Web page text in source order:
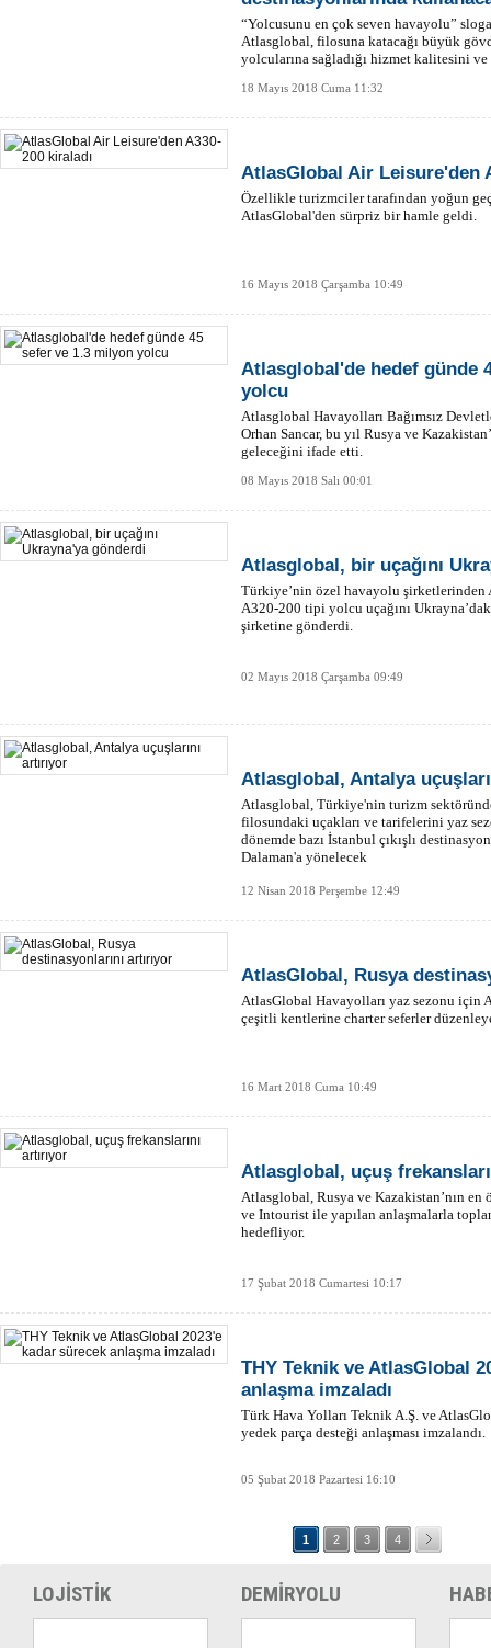
“Yolcusunu en çok seven havayolu”
Atlasglobal, filosuna katacağı büyük
yolcularına sağladığı hizmet kalitesini
18 Mayıs 2018 Cuma 11:32
AtlasGlobal Air Leisure'den
Özellikle turizmciler tarafından yoğun
AtlasGlobal'den sürpriz bir hamle geldi.
16 Mayıs 2018 Çarşamba 10:49
Atlasglobal'de hedef günde
yolcu
Atlasglobal Havayolları Bağımsız
Orhan Sancar, bu yıl Rusya ve
geleceğini ifade etti.
08 Mayıs 2018 Salı 00:01
Atlasglobal, bir uçağını
Türkiye’nin özel havayolu
A320-200 tipi yolcu uçağını
şirketine gönderdi.
02 Mayıs 2018 Çarşamba 09:49
Atlasglobal, Antalya
Atlasglobal, Türkiye'nin turizm
filosundaki uçakları ve tarifelerini yaz
dönemde bazı İstanbul çıkışlı
Dalaman'a yönelecek
12 Nisan 2018 Perşembe 12:49
AtlasGlobal, Rusya
AtlasGlobal Havayolları yaz sezonu için
çeşitli kentlerine charter seferler
16 Mart 2018 Cuma 10:49
Atlasglobal, uçuş
Atlasglobal, Rusya ve Kazakistan’nın
ve Intourist ile yapılan anlaşmalarla
hedefliyor.
17 Şubat 2018 Cumartesi 10:17
THY Teknik ve AtlasGlobal
anlaşma imzaladı
Türk Hava Yolları Teknik A.Ş. ve
yedek parça desteği anlaşması imzalandı.
05 Şubat 2018 Pazartesi 16:10
1 2 3 4
LOJİSTİK DEMİRYOLU